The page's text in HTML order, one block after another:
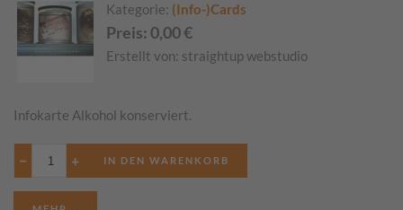
Kategorie: (Info-)Cards
Preis: 0,00€
Erstellt von: straightup webstudio
Infokarte Alkohol konserviert.
− +